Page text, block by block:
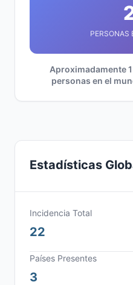
PERSONAS
Aproximadamente
personas en el
Estadísticas
Incidencia Total
22
Países Presentes
3